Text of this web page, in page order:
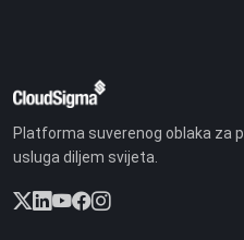
Platforma suverenog oblaka za
usluga diljem svijeta.